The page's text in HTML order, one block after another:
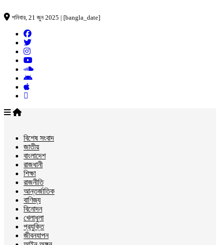
শনিবার, 21 জুন 2025 | [bangla_date]
বিশেষ সংবাদ
জাতীয়
বাংলাদেশ
রাজধানী
শিক্ষা
রাজনীতি
আন্তর্জাতিক
বাণিজ্য
বিনোদন
খেলাধুলা
প্রযুক্তি
জীবনযাপন